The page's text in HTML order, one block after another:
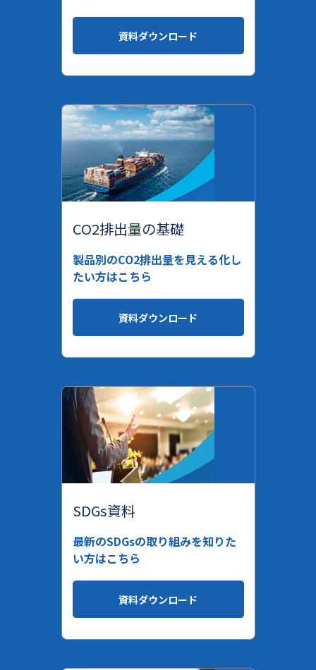
資料ダウンロード
CO2排出量の基礎
製品別のCO2排出量を見える化し
たい方はこちら
資料ダウンロード
SDGs資料
最新のSDGsの取り組みを知りた
い方はこちら
資料ダウンロード